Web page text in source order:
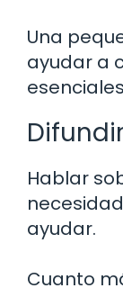
Una
ayudar a
Hablar
ayudar.
Cuanto